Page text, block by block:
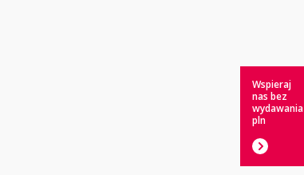
Wspieraj
nas bez
wydawania
pln